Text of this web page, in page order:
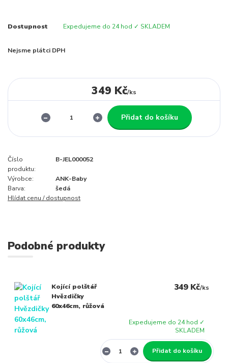
Dostupnost Expedujeme do 24 hod ✓ SKLADEM
Nejsme plátci DPH
349 Kč/ks
Přidat do košíku
Číslo
produktu:
B-JEL000052
Výrobce:
ANK-Baby
Barva:
šedá
Hlídat cenu / dostupnost
Podobné produkty
Kojící polštář
Hvězdičky
60x46cm, růžová
349 Kč/ks
Expedujeme do 24 hod ✓
SKLADEM
Přidat do košíku